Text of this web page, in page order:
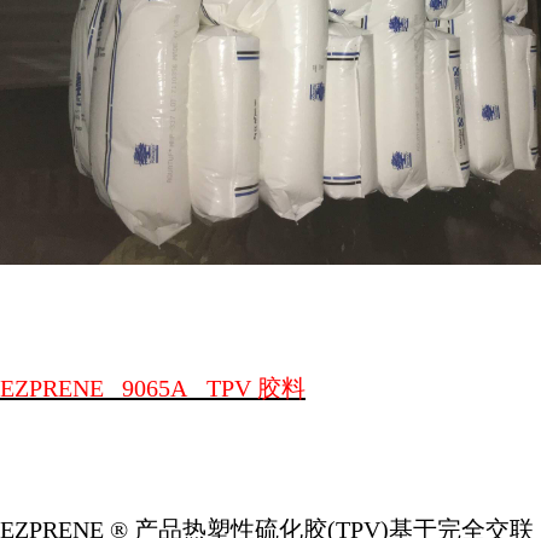
EZPRENE 9065A TPV 胶料
EZPRENE ® 产品热塑性硫化胶(TPV)基于完全交联